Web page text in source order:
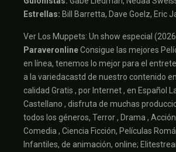
Estrellas: Bill Barretta, Dave Goelz, Eric
Ver Los Muppets: Un show especial
ParaveronlineConsigue las mejores
en línea, tenemos lo mejor para el
a la variedacastd de nuestro contenido
calidad Gratis , por Internet , en Español
Castellano , disfruta de muchas
todos los géneros, Terror , Drama ,
Comedia , Ciencia Ficción, Películas
Infantiles, de animación, online;